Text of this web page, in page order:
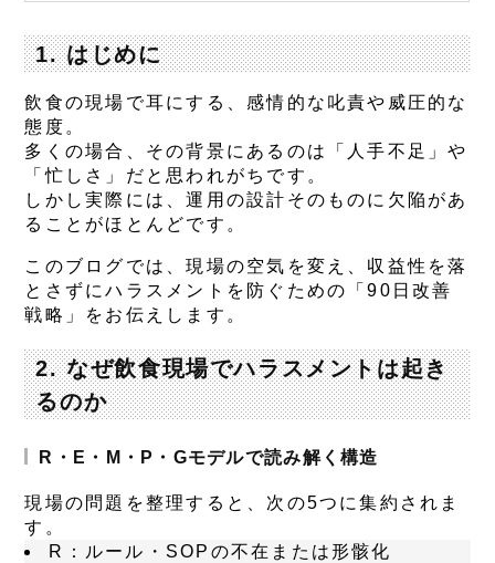
1. はじめに
飲食の現場で耳にする、感情的な叱責や威圧的な
態度。
多くの場合、その背景にあるのは「人手不足」や
「忙しさ」だと思われがちです。
しかし実際には、運用の設計そのものに欠陥があ
る ことがほとんどです。
このブログでは、現場の空気を変え、収益性を落
とさずにハラスメントを防ぐための「90日改善
戦略」をお伝えします。
2. なぜ飲食現場でハラスメントは起き
るのか
R・E・M・P・Gモデルで読み解く構造
現場の問題を整理すると、次の5つに集約されま
す。
R
：ルール・SOPの不在または形骸化